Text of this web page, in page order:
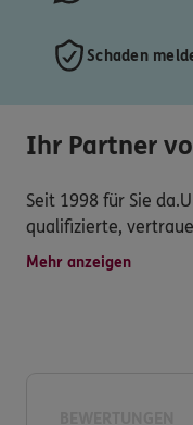
Schaden
Ihr Partner
Seit 1998 für Sie
qualifizierte,
Dienstleistung, mit
Mehr anzeigen